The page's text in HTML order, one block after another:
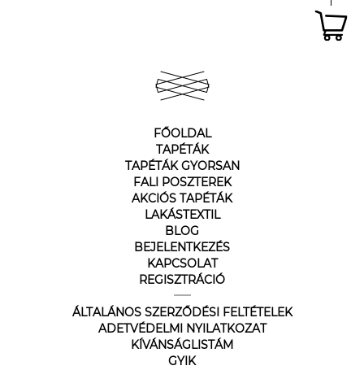
FŐOLDAL
TAPÉTÁK
TAPÉTÁK GYORSAN
FALI POSZTEREK
AKCIÓS TAPÉTÁK
LAKÁSTEXTIL
BLOG
BEJELENTKEZÉS
KAPCSOLAT
REGISZTRÁCIÓ
ÁLTALÁNOS SZERZŐDÉSI FELTÉTELEK
ADETVÉDELMI NYILATKOZAT
KÍVÁNSÁGLISTÁM
GYIK